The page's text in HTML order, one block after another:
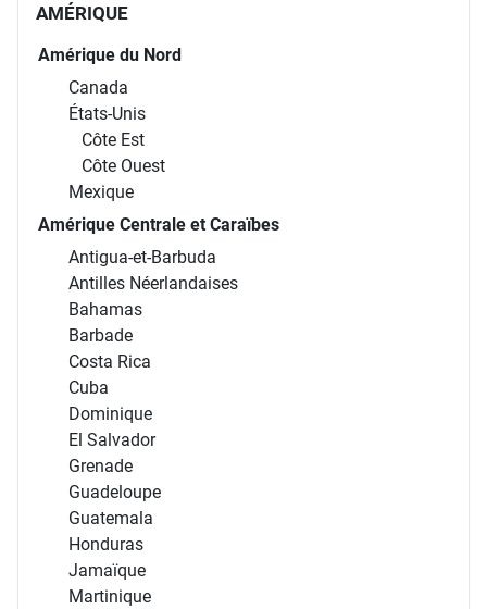
AMÉRIQUE
Amérique du Nord
Canada
États-Unis
Côte Est
Côte Ouest
Mexique
Amérique Centrale et Caraïbes
Antigua-et-Barbuda
Antilles Néerlandaises
Bahamas
Barbade
Costa Rica
Cuba
Dominique
El Salvador
Grenade
Guadeloupe
Guatemala
Honduras
Jamaïque
Martinique